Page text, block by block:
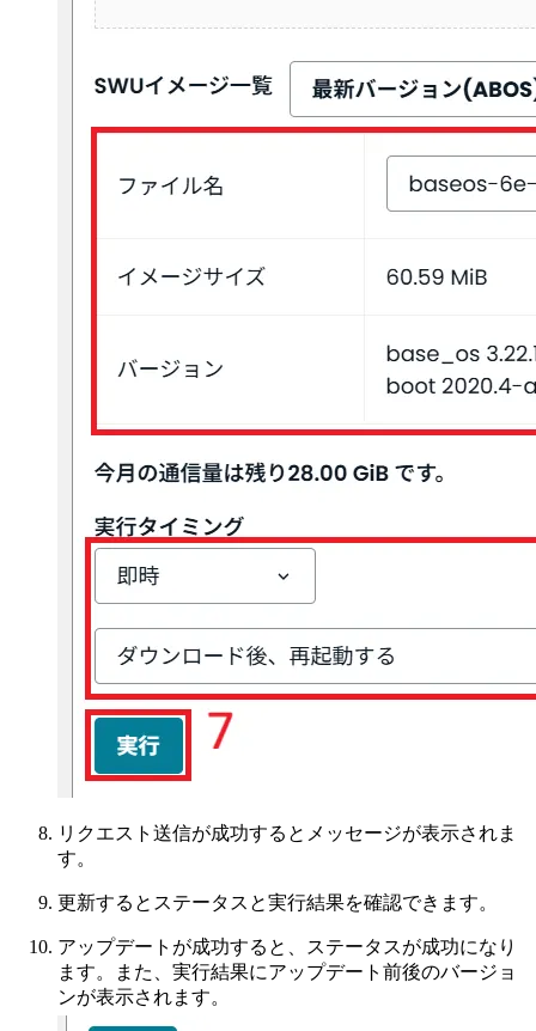
リクエスト送信が成功するとメッセージが表示されま
す。
更新するとステータスと実行結果を確認できます。
アップデートが成功すると、ステータスが成功になり
ます。また、実行結果にアップデート前後のバージョ
ンが表示されます。